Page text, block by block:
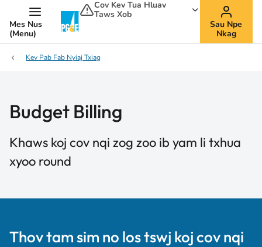
Mes Nus
(Menu)
Cov Kev Tua Hluav
Taws Xob
Sau Npe
Nkag
Kev Pab Fab Nyiaj Txiag
Budget Billing
Khaws koj cov nqi zog zoo ib yam li txhua
xyoo round
Thov tam sim no los tswj koj cov nqi